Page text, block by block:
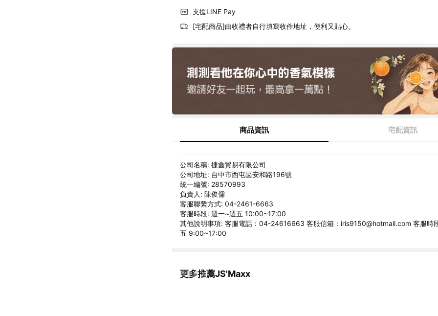
支援LINE Pay
[宅配商品]由收禮者自行填寫收件地址，便利又貼心。
商品資訊 宅配資訊
公司名稱: 捷鑫貿易有限公司
公司地址: 台中市西屯區安和路196號
統一編號: 28570993
負責人: 陳俊儒
客服聯繫方式: 04-2461-6663
客服時段: 週一~週五 10:00~17:00
其他說明事項: 客服電話：04-24616663 客服信箱：iris9150@hotmail.com 客服時
五 9:00~17:00
更多推薦JS'Maxx
看更多